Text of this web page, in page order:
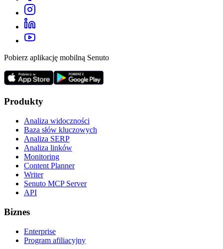
Pobierz aplikację mobilną Senuto
Produkty
Analiza widoczności
Baza słów kluczowych
Analiza SERP
Analiza linków
Monitoring
Content Planner
Writer
Senuto MCP Server
API
Biznes
Enterprise
Program afiliacyjny